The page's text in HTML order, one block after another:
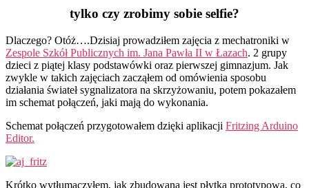
tylko czy zrobimy sobie selfie?
Dlaczego? Otóż….Dzisiaj prowadziłem zajęcia z mechatroniki w
Zespole Szkół Publicznych im. Jana Pawła II w Łazach. 2 grupy
dzieci z piątej klasy podstawówki oraz pierwszej gimnazjum. Jak
zwykle w takich zajęciach zacząłem od omówienia sposobu
działania świateł sygnalizatora na skrzyżowaniu, potem pokazałem
im schemat połączeń, jaki mają do wykonania.
Schemat połączeń przygotowałem dzięki aplikacji Fritzing Arduino
Editor.
Krótko wytłumaczyłem, jak zbudowana jest płytka prototypowa, co